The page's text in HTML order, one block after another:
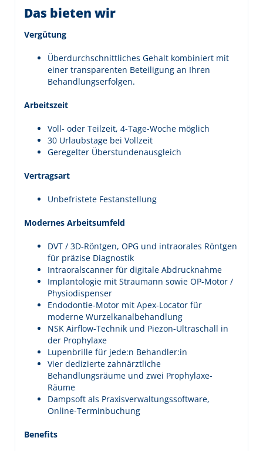
Das bieten wir
Vergütung
Überdurchschnittliches Gehalt kombiniert mit
einer transparenten Beteiligung an Ihren
Behandlungserfolgen.
Arbeitszeit
Voll- oder Teilzeit, 4-Tage-Woche möglich
30 Urlaubstage bei Vollzeit
Geregelter Überstundenausgleich
Vertragsart
Unbefristete Festanstellung
Modernes Arbeitsumfeld
DVT / 3D-Röntgen, OPG und intraorales Röntgen
für präzise Diagnostik
Intraoralscanner für digitale Abdrucknahme
Implantologie mit Straumann sowie OP-Motor /
Physiodispenser
Endodontie-Motor mit Apex-Locator für
moderne Wurzelkanalbehandlung
NSK Airflow-Technik und Piezon-Ultraschall in
der Prophylaxe
Lupenbrille für jede:n Behandler:in
Vier dedizierte zahnärztliche
Behandlungsräume und zwei Prophylaxe-
Räume
Dampsoft als Praxisverwaltungssoftware,
Online-Terminbuchung
Benefits